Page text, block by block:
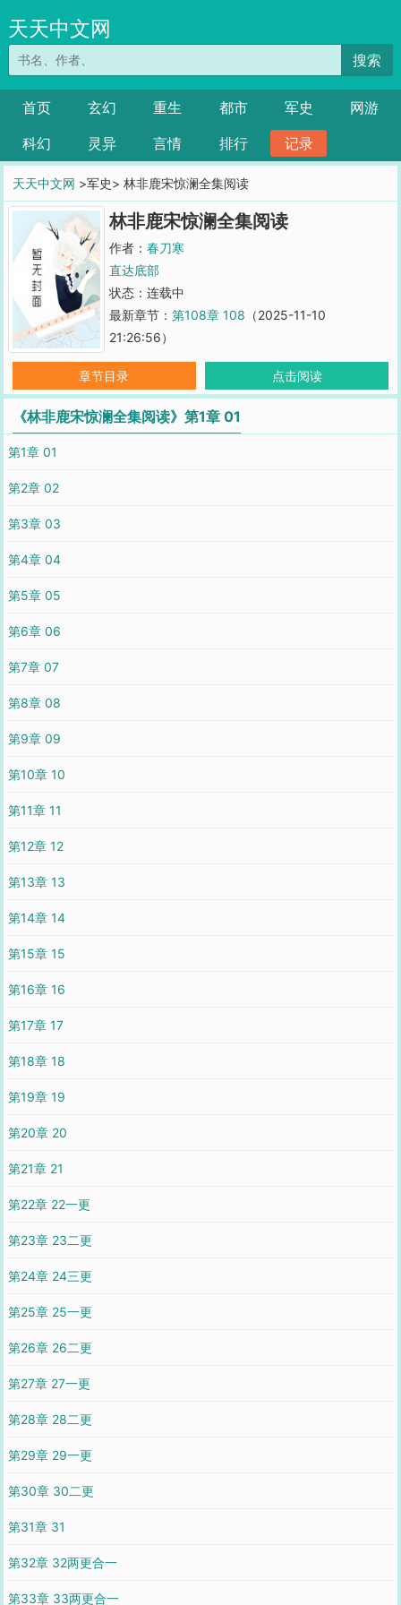
天天中文网
搜索
首页 玄幻 重生 都市 军史
网游
科幻
灵异 言情 排行 记录
天天中文网 >军史> 林非鹿宋惊澜全集阅读
林非鹿宋惊澜全集阅读
作者： 春刀寒
直达底部
状态：连载中
最新章节： 第108章 108 （2025-11-10
21:26:56）
章节目录 点击阅读
《林非鹿宋惊澜全集阅读》第1章 01
第1章 01
第2章 02
第3章 03
第4章 04
第5章 05
第6章 06
第7章 07
第8章 08
第9章 09
第10章 10
第11章 11
第12章 12
第13章 13
第14章 14
第15章 15
第16章 16
第17章 17
第18章 18
第19章 19
第20章 20
第21章 21
第22章 22一更
第23章 23二更
第24章 24三更
第25章 25一更
第26章 26二更
第27章 27一更
第28章 28二更
第29章 29一更
第30章 30二更
第31章 31
第32章 32两更合一
第33章 33两更合一